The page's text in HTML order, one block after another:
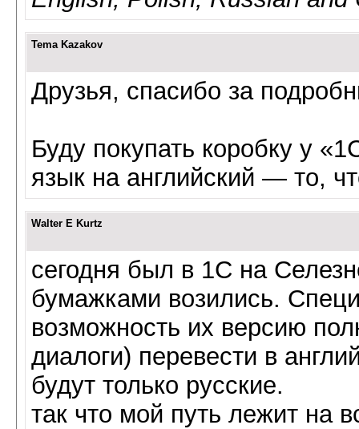
Tema Kazakov
Друзья, спасибо за
Буду покупать коробку у
язык на английский — то,
Walter E Kurtz
сегодня был в 1С на
бумажками возились.
возможность их версию
диалоги) перевести в
будут только русские.
так что мой путь лежит на